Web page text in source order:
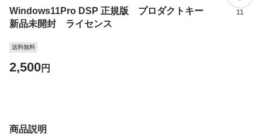
Windows11Pro DSP 正規版 プロダクトキー
新品未開封 ライセンス
11
送料無料
2,500円
商品説明